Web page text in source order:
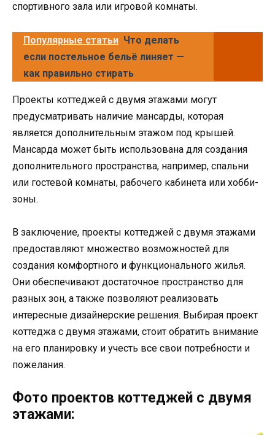
спортивного зала или игровой комнаты.
Популярные статьи Что делать
если постельное бельё линяет —
как правильно стирать
Проекты коттеджей с двумя этажами могут
предусматривать наличие мансарды, которая
является дополнительным этажом под крышей.
Мансарда может быть использована для создания
дополнительного пространства, например, спальни
или гостевой комнаты, рабочего кабинета или хобби-
зоны.
В заключение, проекты коттеджей с двумя этажами
предоставляют множество возможностей для
создания комфортного и функционального жилья.
Они обеспечивают достаточное пространство для
разных зон, а также позволяют реализовать
интересные дизайнерские решения. Выбирая проект
коттеджа с двумя этажами, стоит обратить внимание
на его планировку и учесть все свои потребности и
пожелания.
Фото проектов коттеджей с двумя
этажами: